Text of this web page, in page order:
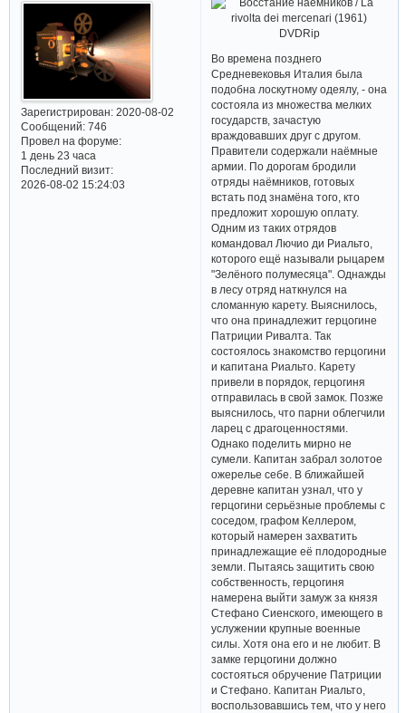
Зарегистрирован: 2020-08-02
Сообщений:746
Провел на форуме:
1 день 23 часа
Последний визит:
2026-08-02 15:24:03
Во времена позднего
Средневековья Италия была
подобна лоскутному одеялу, - она
состояла из множества мелких
государств, зачастую
враждовавших друг с другом.
Правители содержали наёмные
армии. По дорогам бродили
отряды наёмников, готовых
встать под знамёна того, кто
предложит хорошую оплату.
Одним из таких отрядов
командовал Лючио ди Риальто,
которого ещё называли рыцарем
"Зелёного полумесяца". Однажды
в лесу отряд наткнулся на
сломанную карету. Выяснилось,
что она принадлежит герцогине
Патриции Ривалта. Так
состоялось знакомство герцогини
и капитана Риальто. Карету
привели в порядок, герцогиня
отправилась в свой замок. Позже
выяснилось, что парни облегчили
ларец с драгоценностями.
Однако поделить мирно не
сумели. Капитан забрал золотое
ожерелье себе. В ближайшей
деревне капитан узнал, что у
герцогини серьёзные проблемы с
соседом, графом Келлером,
который намерен захватить
принадлежащие её плодородные
земли. Пытаясь защитить свою
собственность, герцогиня
намерена выйти замуж за князя
Стефано Сиенского, имеющего в
услужении крупные военные
силы. Хотя она его и не любит. В
замке герцогини должно
состояться обручение Патриции
и Стефано. Капитан Риальто,
воспользовавшись тем, что у него